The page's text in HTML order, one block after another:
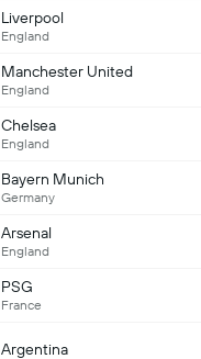
Liverpool
England
Manchester United
England
Chelsea
England
Bayern Munich
Germany
Arsenal
England
PSG
France
Argentina